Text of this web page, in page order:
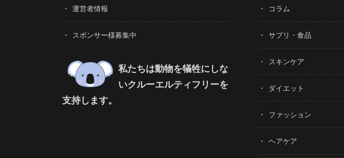
運営者情報
スポンサー様募集中
私たちは動物を犠牲にしな
いクルーエルティフリーを
支持します。
コラム
サプリ・食品
スキンケア
ダイエット
ファッション
ヘアケア